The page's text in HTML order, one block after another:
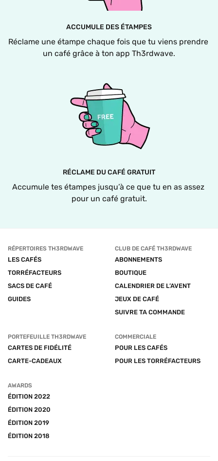
ACCUMULE DES ÉTAMPES
Réclame une étampe chaque fois que tu viens prendre
un café grâce à ton app Th3rdwave.
RÉCLAME DU CAFÉ GRATUIT
Accumule tes étampes jusqu’à ce que tu en as assez
pour un café gratuit.
RÉPERTOIRES TH3RDWAVE
LES CAFÉS
TORRÉFACTEURS
SACS DE CAFÉ
GUIDES
CLUB DE CAFÉ TH3RDWAVE
ABONNEMENTS
BOUTIQUE
CALENDRIER DE L’AVENT
JEUX DE CAFÉ
SUIVRE TA COMMANDE
PORTEFEUILLE TH3RDWAVE
CARTES DE FIDÉLITÉ
CARTE-CADEAUX
COMMERCIALE
POUR LES CAFÉS
POUR LES TORRÉFACTEURS
AWARDS
ÉDITION 2022
ÉDITION 2020
ÉDITION 2019
ÉDITION 2018